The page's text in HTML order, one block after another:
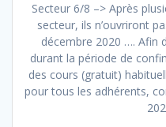
Secteur 6/8 –> Après
secteur, ils n’ouvriront
décembre 2020 …. Afin
durant la période de
des cours (gratuit)
pour tous les adhérents,